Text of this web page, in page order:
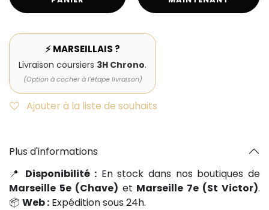
⚡ MARSEILLAIS ?
Livraison coursiers 3H Chrono.
(Option à cocher à l'étape livraison)
Ajouter à la liste de souhaits
Plus d'informations
📍 Disponibilité : En stock dans nos boutiques de
Marseille 5e (Chave) et Marseille 7e (St Victor).
📦 Web : Expédition sous 24h.